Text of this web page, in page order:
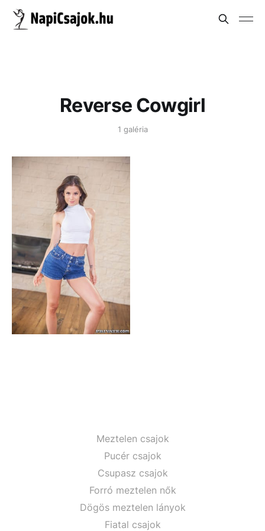
Reverse Cowgirl
1 galéria
Meztelen csajok
Pucér csajok
Csupasz csajok
Forró meztelen nők
Dögös meztelen lányok
Fiatal csajok